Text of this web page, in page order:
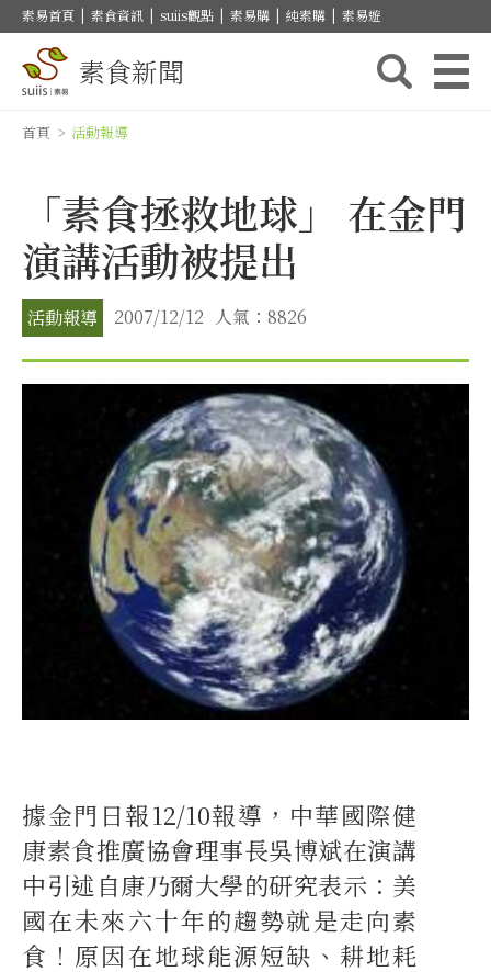
素易首頁 | 素食資訊 | suiis觀點 | 素易購 | 純素購 | 素易遊
素食新聞
首頁 > 活動報導
「素食拯救地球」 在金門
演講活動被提出
活動報導 2007/12/12 人氣：8826
據金門日報12/10報導，中華國際健
康素食推廣協會理事長吳博斌在演講
中引述自康乃爾大學的研究表示：美
國在未來六十年的趨勢就是走向素
食！原因在地球能源短缺、耕地耗